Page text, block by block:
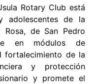
Rotary Club está
adolescentes de la
Rosa, de San Pedro
en módulos de
fortalecimiento de la
y protección
y promete el